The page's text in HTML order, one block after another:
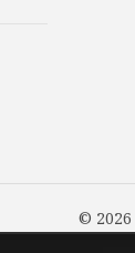
© 2026